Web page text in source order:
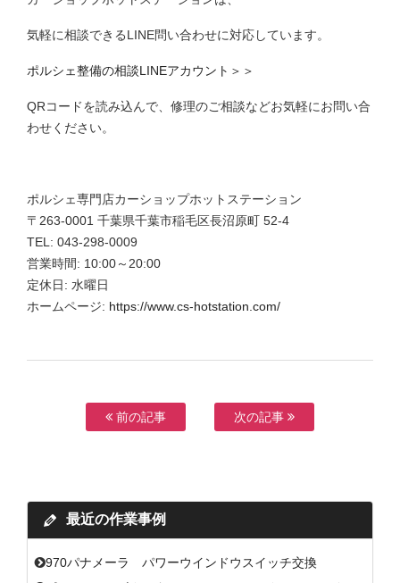
気軽に相談できるLINE問い合わせに対応しています。
ポルシェ整備の相談LINEアカウント＞＞
QRコードを読み込んで、修理のご相談などお気軽にお問い合
わせください。
ポルシェ専門店カーショップホットステーション
〒263-0001 千葉県千葉市稲毛区長沼原町 52-4
TEL: 043-298-0009
営業時間: 10:00～20:00
定休日: 水曜日
ホームページ: https://www.cs-hotstation.com/
前の記事 次の記事
最近の作業事例
970パナメーラ パワーウインドウスイッチ交換